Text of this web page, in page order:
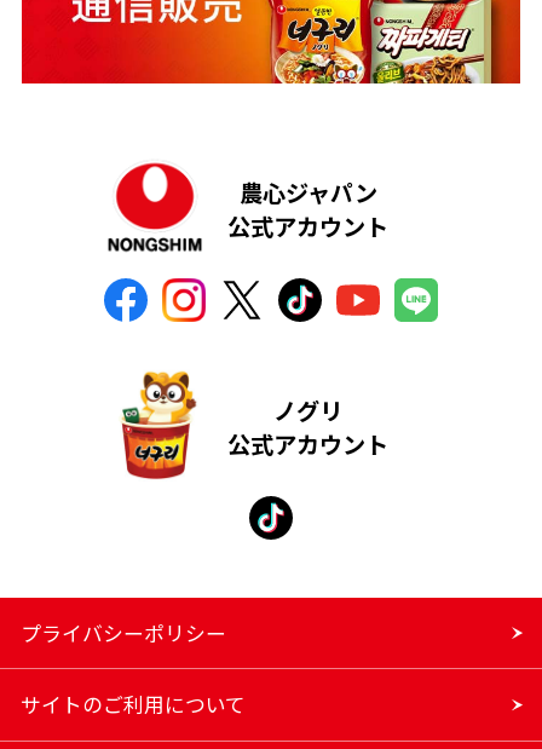
農心ジャパン
公式アカウント
ノグリ
公式アカウント
プライバシーポリシー
サイトのご利用について